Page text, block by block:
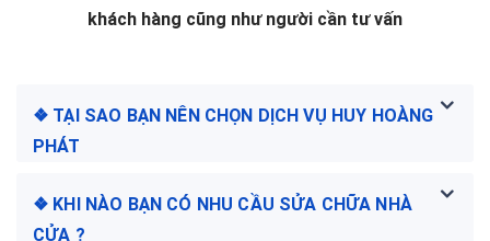
khách hàng cũng như người cần tư vấn
❖ TẠI SAO BẠN NÊN CHỌN DỊCH VỤ HUY HOÀNG
PHÁT
❖ KHI NÀO BẠN CÓ NHU CẦU SỬA CHỮA NHÀ
CỬA ?